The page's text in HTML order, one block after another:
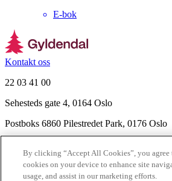
E-bok
Kontakt oss
22 03 41 00
Sehesteds gate 4, 0164 Oslo
Postboks 6860 Pilestredet Park, 0176 Oslo
Nyhetsbrev
Ledige stillinger
By clicking “Accept All Cookies”, you
cookies on your device to enhance site
usage, and assist in our marketing efforts.